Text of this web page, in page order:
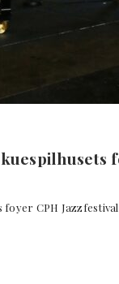
foyer CPH